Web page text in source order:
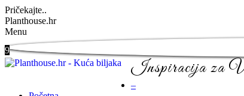
Pričekajte..
Planthouse.hr
Menu
9
Inspiracija za
–